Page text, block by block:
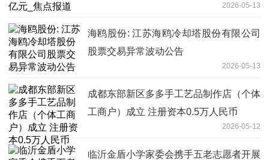
2026-05-13
海鸥股份: 江苏海鸥冷却塔股份有限公司
股票交易异常波动公告
2026-05-13
成都东部新区多多手工艺品制作店（个体
工商户）成立 注册资本0.5万人民币
2026-05-12
临沂金盾小学家委会携手五老志愿者开展